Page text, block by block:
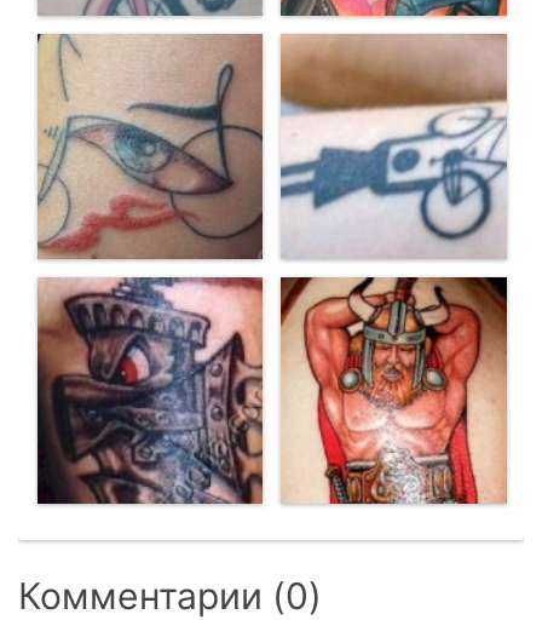
Комментарии (0)